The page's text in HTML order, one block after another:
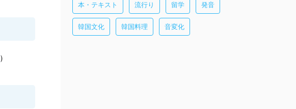
）
本・テキスト 流行り 留学 発音
韓国文化 韓国料理 音変化